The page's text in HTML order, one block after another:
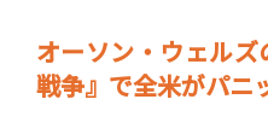
オーソン・ウェル
戦争』で全米がパニ